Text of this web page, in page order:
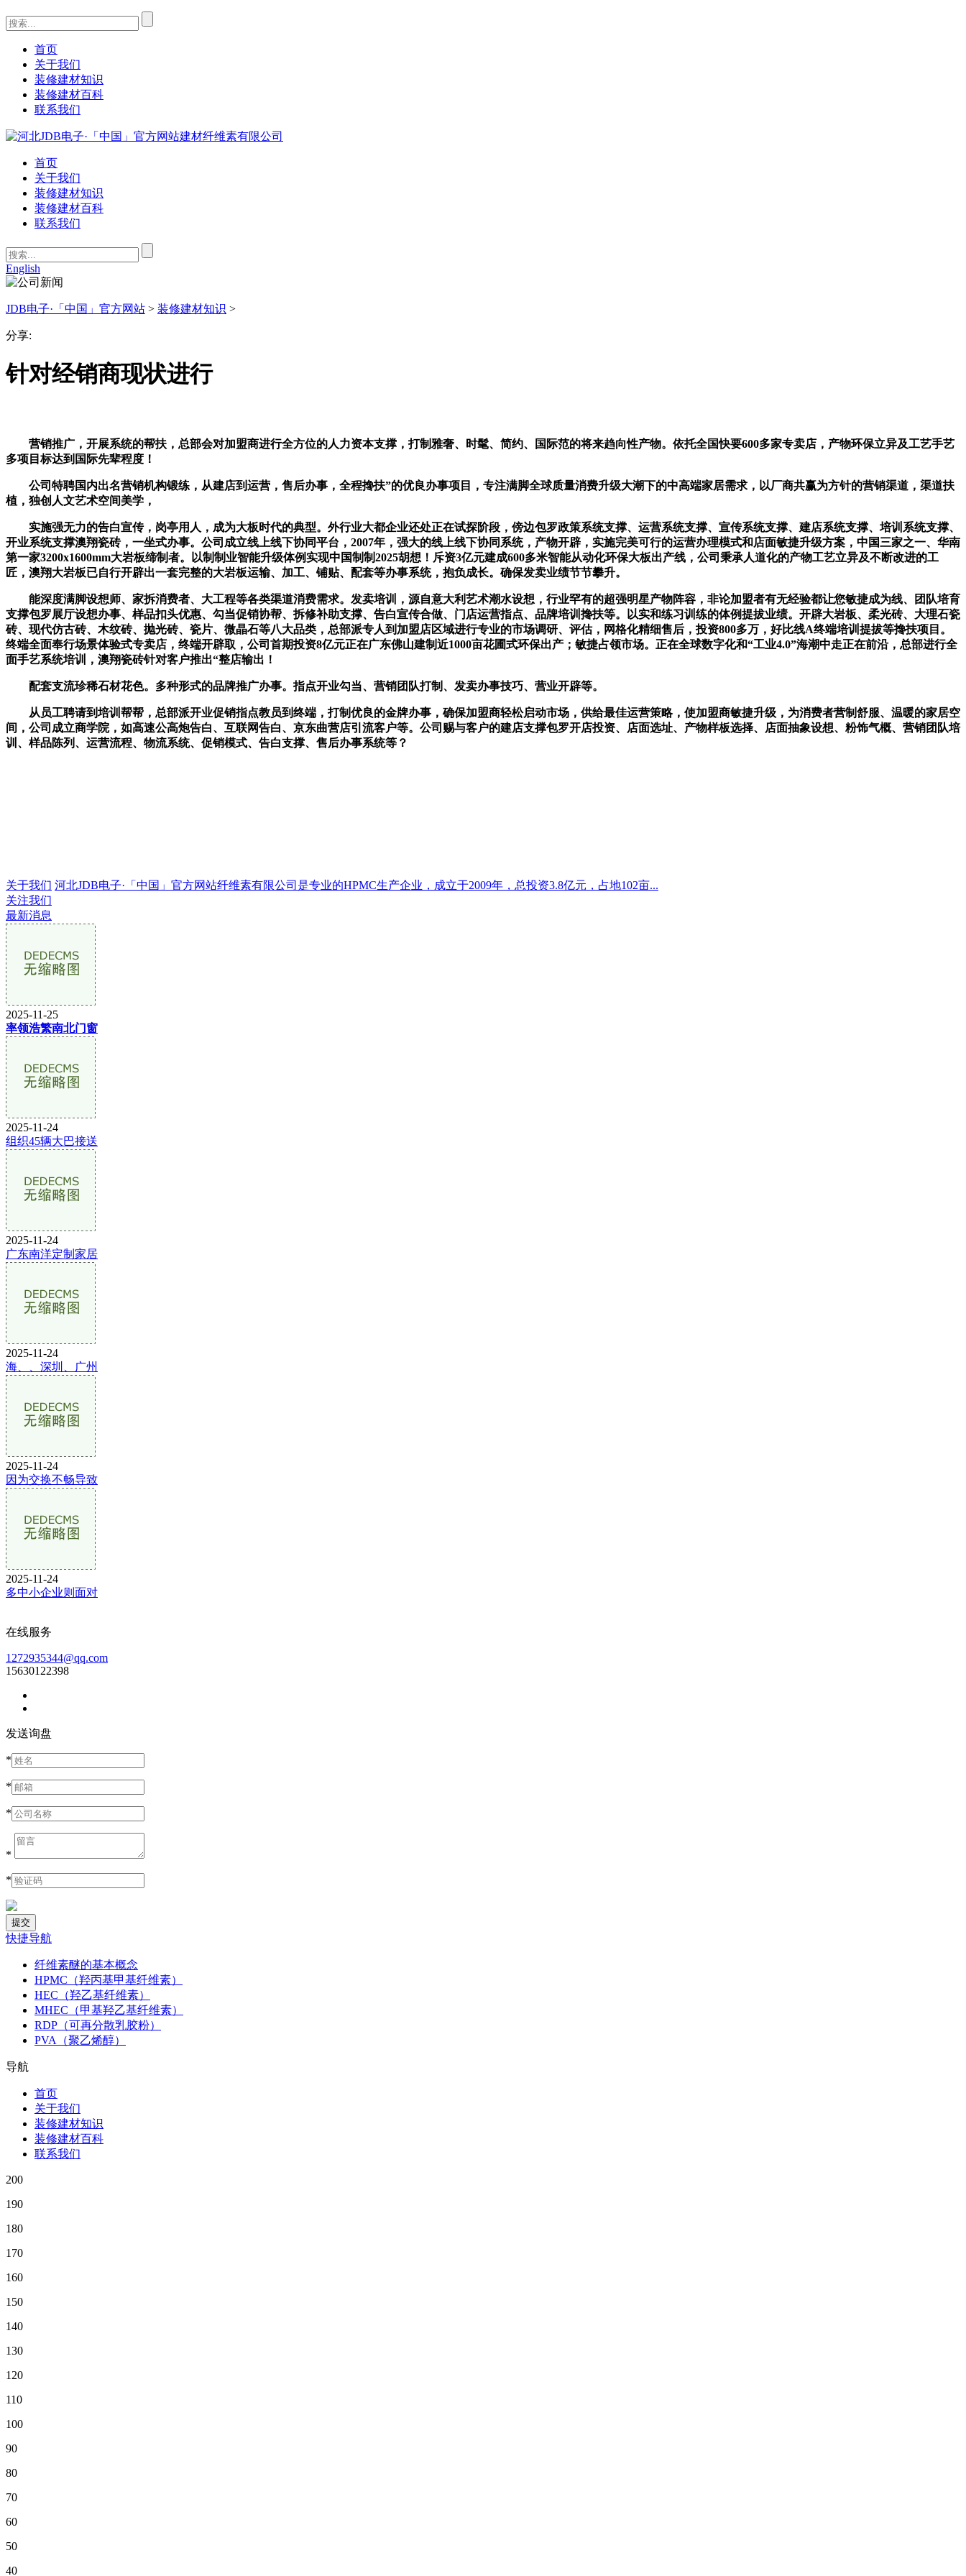
首页
关于我们
装修建材知识
装修建材百科
联系我们
首页
关于我们
装修建材知识
装修建材百科
联系我们
English
JDB电子·「中国」官方网站 > 装修建材知识 >
分享:
针对经销商现状进行
营销推广，开展系统的帮扶，总部会对加盟商进行全方位的人力资本支撑，打制雅奢、时髦、简约、国际范的将来趋向性产物。依托全国快要600多家专卖店，产物环保立异及工艺手艺
多项目标达到国际先辈程度！
公司特聘国内出名营销机构锻练，从建店到运营，售后办事，全程搀扶”的优良办事项目，专注满脚全球质量消费升级大潮下的中高端家居需求，以厂商共赢为方针的营销渠道，渠道扶
植，独创人文艺术空间美学，
实施强无力的告白宣传，岗亭用人，成为大板时代的典型。外行业大都企业还处正在试探阶段，傍边包罗政策系统支撑、运营系统支撑、宣传系统支撑、建店系统支撑、培训系统支撑、
开业系统支撑澳翔瓷砖，一坐式办事。公司成立线上线下协同平台，2007年，强大的线上线下协同系统，产物开辟，实施完美可行的运营办理模式和店面敏捷升级方案，中国三家之一、华南
第一家3200x1600mm大岩板缔制者。以制制业智能升级体例实现中国制制2025胡想！斥资3亿元建成600多米智能从动化环保大板出产线，公司秉承人道化的产物工艺立异及不断改进的工
匠，澳翔大岩板已自行开辟出一套完整的大岩板运输、加工、铺贴、配套等办事系统，抱负成长。确保发卖业绩节节攀升。
能深度满脚设想师、家拆消费者、大工程等各类渠道消费需求。发卖培训，源自意大利艺术潮水设想，行业罕有的超强明星产物阵容，非论加盟者有无经验都让您敏捷成为线、团队培育
支撑包罗展厅设想办事、样品扣头优惠、勾当促销协帮、拆修补助支撑、告白宣传合做、门店运营指点、品牌培训搀扶等。以实和练习训练的体例提拔业绩。开辟大岩板、柔光砖、大理石瓷
砖、现代仿古砖、木纹砖、抛光砖、瓷片、微晶石等八大品类，总部派专人到加盟店区域进行专业的市场调研、评估，网格化精细售后，投资800多万，好比线A终端培训提拔等搀扶项目。
终端全面奉行场景体验式专卖店，终端开辟取，公司首期投资8亿元正在广东佛山建制近1000亩花圃式环保出产；敏捷占领市场。正在全球数字化和“工业4.0”海潮中走正在前沿，总部进行全
面手艺系统培训，澳翔瓷砖针对客户推出“整店输出！
配套支流珍稀石材花色。多种形式的品牌推广办事。指点开业勾当、营销团队打制、发卖办事技巧、营业开辟等。
从员工聘请到培训帮帮，总部派开业促销指点教员到终端，打制优良的金牌办事，确保加盟商轻松启动市场，供给最佳运营策略，使加盟商敏捷升级，为消费者营制舒服、温暖的家居空
间，公司成立商学院，如高速公高炮告白、互联网告白、京东曲营店引流客户等。公司赐与客户的建店支撑包罗开店投资、店面选址、产物样板选择、店面抽象设想、粉饰气概、营销团队培
训、样品陈列、运营流程、物流系统、促销模式、告白支撑、售后办事系统等？
关于我们 河北JDB电子·「中国」官方网站纤维素有限公司是专业的HPMC生产企业，成立于2009年，总投资3.8亿元，占地102亩...
关注我们
最新消息
2025-11-25
率领浩繁南北门窗
2025-11-24
组织45辆大巴接送
2025-11-24
广东南洋定制家居
2025-11-24
海、、深圳、广州
2025-11-24
因为交换不畅导致
2025-11-24
多中小企业则面对
在线服务
1272935344@qq.com
15630122398
发送询盘
*
*
*
*
*
快捷导航
纤维素醚的基本概念
HPMC（羟丙基甲基纤维素）
HEC（羟乙基纤维素）
MHEC（甲基羟乙基纤维素）
RDP（可再分散乳胶粉）
PVA（聚乙烯醇）
导航
首页
关于我们
装修建材知识
装修建材百科
联系我们
200
190
180
170
160
150
140
130
120
110
100
90
80
70
60
50
40